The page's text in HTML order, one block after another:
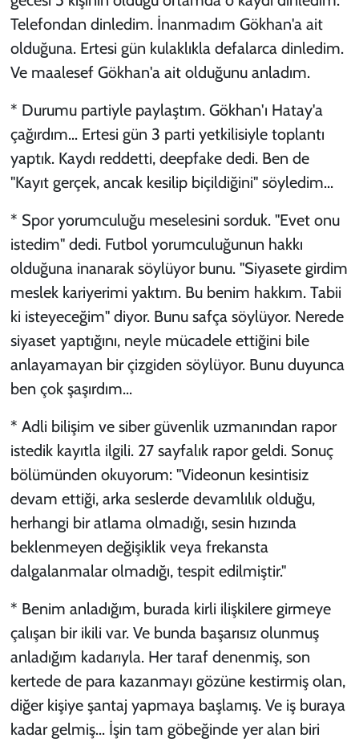
Telefondan dinledim. İnanmadım Gökhan'a ait
olduğuna. Ertesi gün kulaklıkla defalarca dinledim.
Ve maalesef Gökhan'a ait olduğunu anladım.
* Durumu partiyle paylaştım. Gökhan'ı Hatay'a
çağırdım... Ertesi gün 3 parti yetkilisiyle toplantı
yaptık. Kaydı reddetti, deepfake dedi. Ben de
''Kayıt gerçek, ancak kesilip biçildiğini'' söyledim...
* Spor yorumculuğu meselesini sorduk. ''Evet onu
istedim'' dedi. Futbol yorumculuğunun hakkı
olduğuna inanarak söylüyor bunu. ''Siyasete girdim
meslek kariyerimi yaktım. Bu benim hakkım. Tabii
ki isteyeceğim'' diyor. Bunu safça söylüyor. Nerede
siyaset yaptığını, neyle mücadele ettiğini bile
anlayamayan bir çizgiden söylüyor. Bunu duyunca
ben çok şaşırdım...
* Adli bilişim ve siber güvenlik uzmanından rapor
istedik kayıtla ilgili. 27 sayfalık rapor geldi. Sonuç
bölümünden okuyorum: "Videonun kesintisiz
devam ettiği, arka seslerde devamlılık olduğu,
herhangi bir atlama olmadığı, sesin hızında
beklenmeyen değişiklik veya frekansta
dalgalanmalar olmadığı, tespit edilmiştir."
* Benim anladığım, burada kirli ilişkilere girmeye
çalışan bir ikili var. Ve bunda başarısız olunmuş
anladığım kadarıyla. Her taraf denenmiş, son
kertede de para kazanmayı gözüne kestirmiş olan,
diğer kişiye şantaj yapmaya başlamış. Ve iş buraya
kadar gelmiş... İşin tam göbeğinde yer alan biri